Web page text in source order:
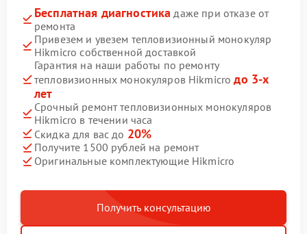
Бесплатная диагностика даже при отказе от
ремонта
Привезем и увезем тепловизионный монокуляр
Hikmicro собственной доставкой
Гарантия на наши работы по ремонту
тепловизионных монокуляров Hikmicroдо 3-х
лет
Срочный ремонт тепловизионных монокуляров
Hikmicro в течении часа
Скидка для вас до 20%
Получите 1500 рублей на ремонт
Оригинальные комплектующие Hikmicro
Получить консультацию